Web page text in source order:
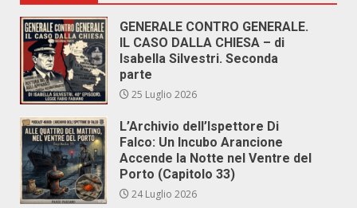
GENERALE CONTRO GENERALE.
IL CASO DALLA CHIESA – di
Isabella Silvestri. Seconda
parte
25 Luglio 2026
L’Archivio dell’Ispettore Di
Falco: Un Incubo Arancione
Accende la Notte nel Ventre del
Porto (Capitolo 33)
24 Luglio 2026